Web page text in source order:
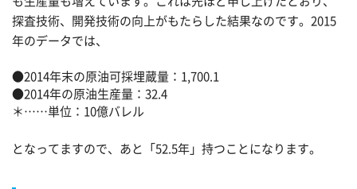
探査技術、開発技術の向上がもたらした結果なのです。2015
年のデータでは、
●2014年末の原油可採埋蔵量：1,700.1
●2014年の原油生産量：32.4
＊……単位：10億バレル
となってますので、あと「52.5年」持つことになります。